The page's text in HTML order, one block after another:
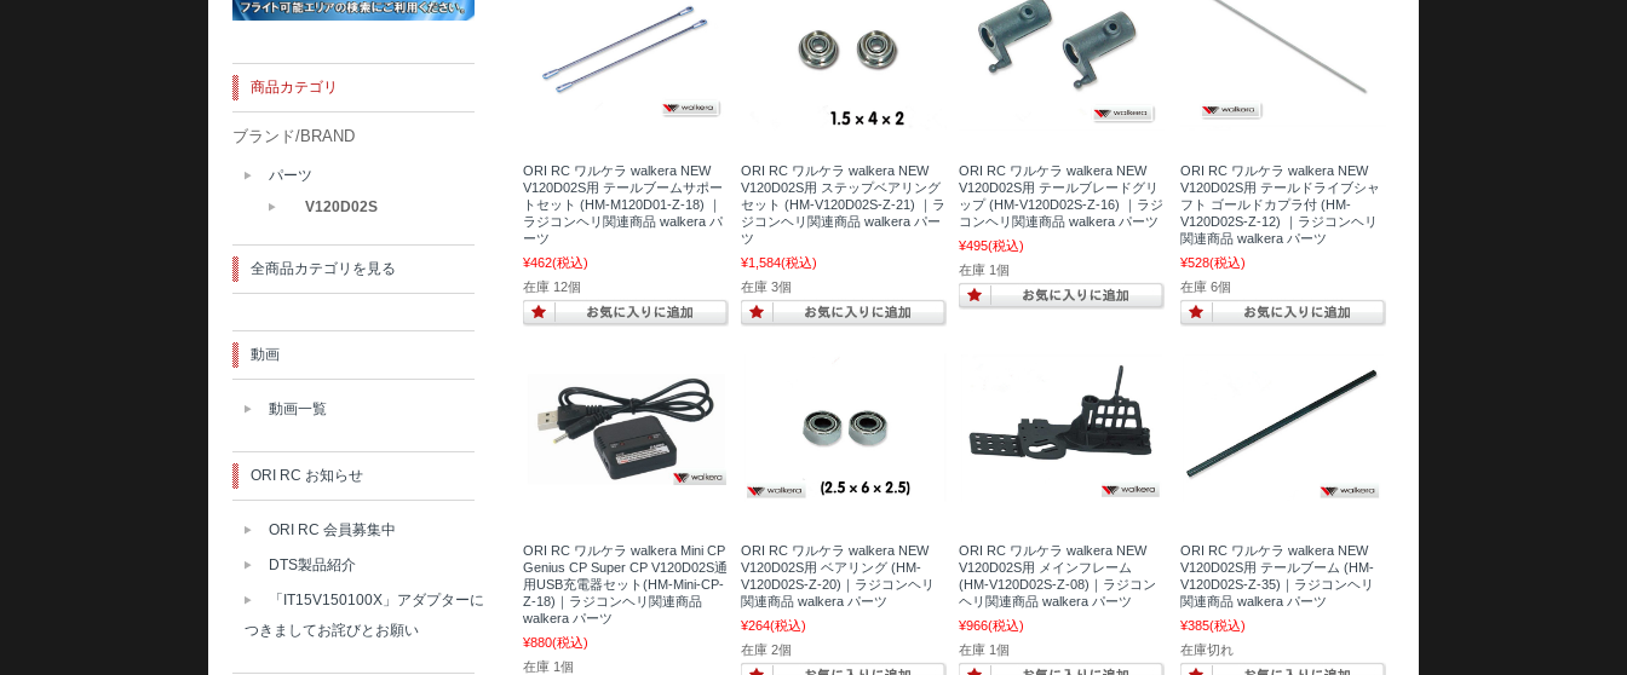
ORI RC ワルケラ walkera NEW
V120D02S用 テールブームサポー
トセット (HM-M120D01-Z-18) ｜
ラジコンヘリ関連商品 walkera パ
ーツ
¥462(税込)
在庫 12個
ORI RC ワルケラ walkera NEW
V120D02S用 ステップベアリング
セット (HM-V120D02S-Z-21) ｜ラ
ジコンヘリ関連商品 walkera パー
ツ
¥1,584(税込)
在庫 3個
ORI RC ワルケラ walkera NEW
V120D02S用 テールブレードグリ
ップ (HM-V120D02S-Z-16) ｜ラジ
コンヘリ関連商品 walkera パーツ
¥495(税込)
在庫 1個
ORI RC ワルケラ walkera NEW
V120D02S用 テールドライブシャ
フト ゴールドカプラ付 (HM-
V120D02S-Z-12) ｜ラジコンヘリ
関連商品 walkera パーツ
¥528(税込)
在庫 6個
ORI RC ワルケラ walkera Mini CP
Genius CP Super CP V120D02S通
用USB充電器セット(HM-Mini-CP-
Z-18)｜ラジコンヘリ関連商品
walkera パーツ
¥880(税込)
在庫 1個
ORI RC ワルケラ walkera NEW
V120D02S用 ベアリング (HM-
V120D02S-Z-20)｜ラジコンヘリ
関連商品 walkera パーツ
¥264(税込)
在庫 2個
ORI RC ワルケラ walkera NEW
V120D02S用 メインフレーム
(HM-V120D02S-Z-08)｜ラジコン
ヘリ関連商品 walkera パーツ
¥966(税込)
在庫 1個
ORI RC ワルケラ walkera NEW
V120D02S用 テールブーム (HM-
V120D02S-Z-35)｜ラジコンヘリ
関連商品 walkera パーツ
¥385(税込)
在庫切れ
商品カテゴリ
ブランド/BRAND
パーツ
V120D02S
全商品カテゴリを見る
動画
動画一覧
ORI RC お知らせ
ORI RC 会員募集中
DTS製品紹介
「IT15V150100X」アダプターに
つきましてお詫びとお願い